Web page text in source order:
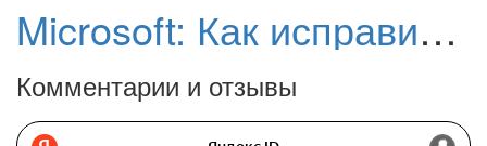
Microsoft: Как исправить ошибки загрузки и установки обновлений Windows 11 и Windows 10
Комментарии и отзывы